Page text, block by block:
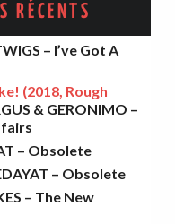
– Between The Moon
2025
– Go To School
2025
RÉCENTS
– I’ve Got A
(2018, Rough
& GERONIMO –
– Obsolete
– Obsolete
– The New